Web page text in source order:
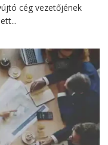
cég vezetőjének